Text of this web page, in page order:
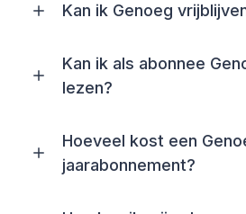
Kan ik Genoeg
Kan ik als abonnee
lezen?
Hoeveel kost een
jaarabonnement?